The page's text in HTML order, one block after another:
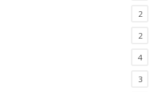
2
2
4
3